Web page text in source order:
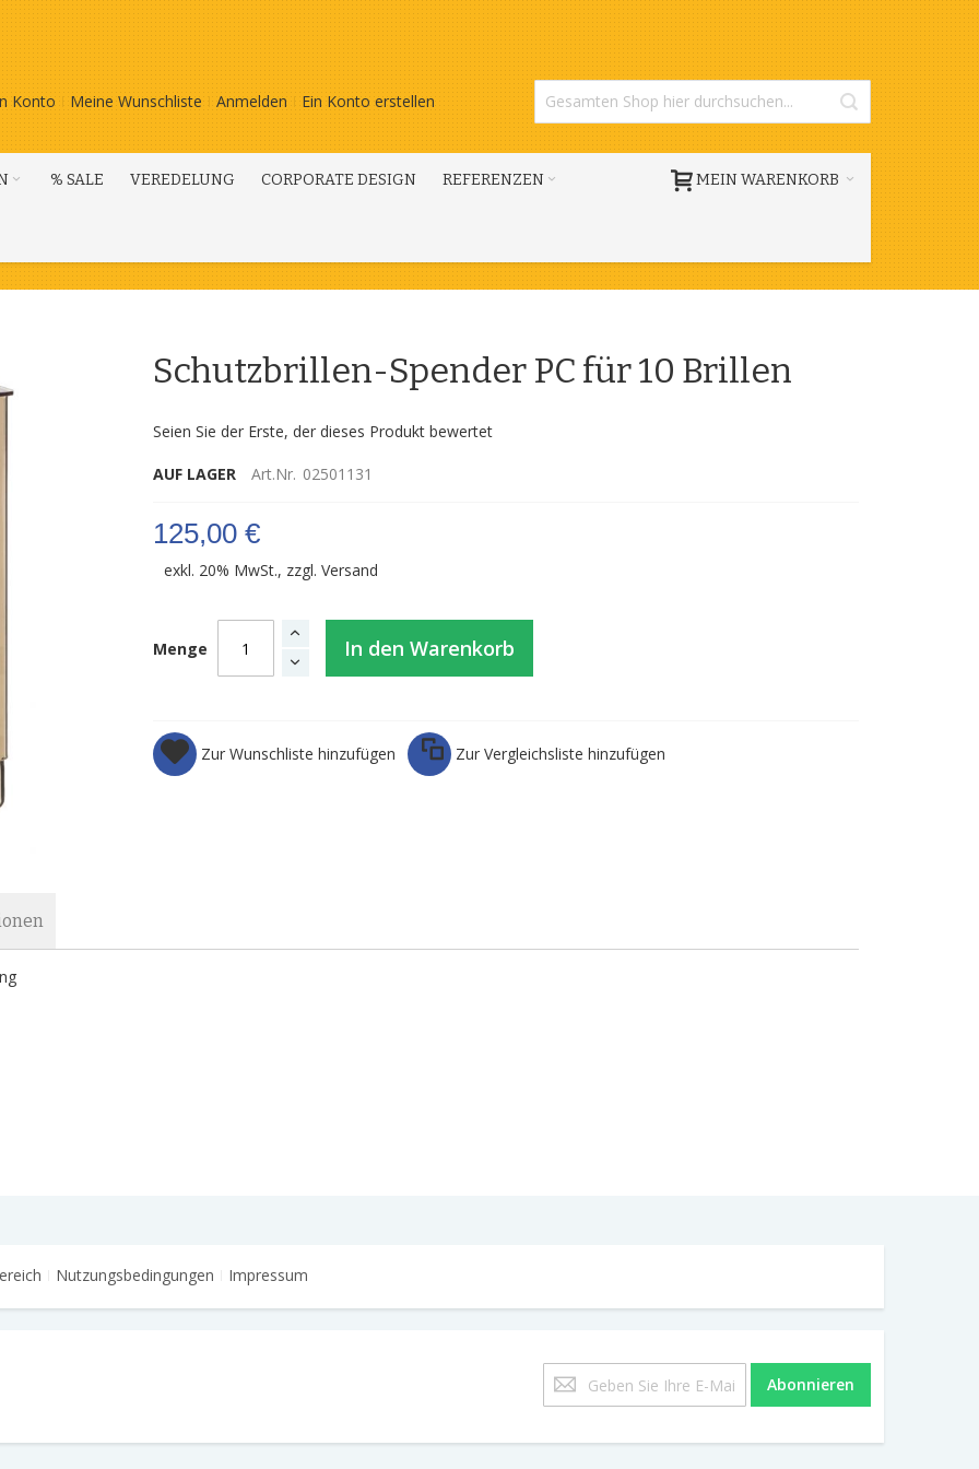
Konto Meine Wunschliste Anmelden Ein Konto erstellen
MEIN WARENKORB
% SALE VEREDELUNG CORPORATE DESIGN REFERENZEN
Schutzbrillen-Spender PC für 10 Brillen
Seien Sie der Erste, der dieses Produkt bewertet
AUF LAGER Art.Nr. 02501131
125,00 €
exkl. 20% MwSt., zzgl. Versand
Menge In den Warenkorb
Zur Wunschliste hinzufügen Zur Vergleichsliste hinzufügen
Nutzungsbedingungen Impressum
Melden
Sie
für
Abonnieren